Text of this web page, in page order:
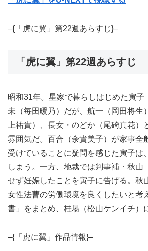
–{「虎に翼」第22週あらすじ}–
「虎に翼」第22週あらすじ
昭和31年。星家で暮らしはじめた寅子
未（毎田暖乃）だが、航一（岡田将生
上祐貴）、長女・のどか（尾碕真花）
雰囲気だ。百合（余貴美子）が家事全
受けていることに疑問を感じた寅子は
しまう。一方、地裁では判事補・秋山
せず妊娠したことを寅子に告げる。秋
女性法曹の労働環境を良くしたいと考
書」をまとめ、桂場（松山ケンイチ）
–{「虎に翼」作品情報}–